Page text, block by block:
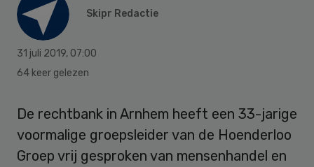
Skipr Redactie
31 juli 2019, 07:00
64 keer gelezen
De rechtbank in Arnhem heeft een 33-jarige
voormalige groepsleider van de Hoenderloo
Groep vrij gesproken van mensenhandel en